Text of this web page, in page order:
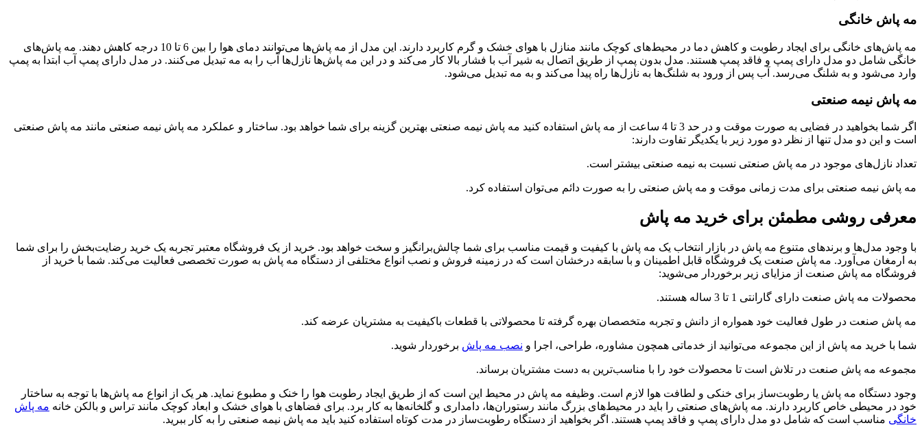
مه پاش خانگی
مه پاش‌های خانگی برای ایجاد رطوبت و کاهش دما در محیط‌های کوچک مانند منازل با هوای خشک و گرم کاربرد دارند. این مدل از مه پاش‌ها می‌توانند دمای هوا را بین 6 تا 10 درجه کاهش دهند. مه پاش‌های
خانگی شامل دو مدل دارای پمپ و فاقد پمپ هستند. مدل بدون پمپ از طریق اتصال به شیر آب با فشار بالا کار می‌کند و در این مه پاش‌ها نازل‌ها آب را به مه تبدیل می‌کنند. در مدل دارای پمپ آب ابتدا به پمپ
وارد می‌شود و به شلنگ می‌رسد. آب پس از ورود به شلنگ‌ها به نازل‌ها راه پیدا می‌کند و به مه تبدیل می‌شود.
مه پاش نیمه صنعتی
اگر شما بخواهید در فضایی به صورت موقت و در حد 3 تا 4 ساعت از مه پاش استفاده کنید مه پاش نیمه صنعتی بهترین گزینه برای شما خواهد بود. ساختار و عملکرد مه پاش نیمه صنعتی مانند مه پاش صنعتی
است و این دو مدل تنها از نظر دو مورد زیر با یکدیگر تفاوت دارند:
تعداد نازل‌های موجود در مه پاش صنعتی نسبت به نیمه صنعتی بیشتر است.
مه پاش نیمه صنعتی برای مدت زمانی موقت و مه پاش صنعتی را به صورت دائم می‌توان استفاده کرد.
معرفی روشی مطمئن برای خرید مه پاش
با وجود مدل‌ها و برندهای متنوع مه پاش در بازار انتخاب یک مه پاش با کیفیت و قیمت مناسب برای شما چالش‌بر‌انگیز و سخت خواهد بود. خرید از یک فروشگاه معتبر تجربه یک خرید رضایت‌بخش را برای شما
به ارمغان می‌آورد. مه پاش صنعت یک فروشگاه قابل اطمینان و با سابقه درخشان است که در زمینه فروش و نصب انواع مختلفی از دستگاه مه پاش به صورت تخصصی فعالیت می‌کند. شما با خرید از
فروشگاه مه پاش صنعت از مزایای زیر برخوردار می‌شوید:
محصولات مه پاش صنعت دارای گارانتی 1 تا 3 ساله هستند.
مه پاش صنعت در طول فعالیت خود همواره از دانش و تجربه متخصصان بهره گرفته تا محصولاتی با قطعات باکیفیت به مشتریان عرضه کند.
شما با خرید مه پاش از این مجموعه می‌توانید از خدماتی همچون مشاوره، طراحی، اجرا و نصب مه پاش برخوردار شوید.
مجموعه مه پاش صنعت در تلاش است تا محصولات خود را با مناسب‌ترین به دست مشتریان برساند.
وجود دستگاه مه پاش یا رطوبت‌ساز برای خنکی و لطافت هوا لازم است. وظیفه مه پاش در محیط این است که از طریق ایجاد رطوبت هوا را خنک و مطبوع نماید. هر یک از انواع مه پاش‌ها با توجه به ساختار
خود در محیطی خاص کاربرد دارند. مه پاش‌های صنعتی را باید در محیط‌های بزرگ مانند رستوران‌ها، دامداری و گلخانه‌ها به کار برد. برای فضاهای با هوای خشک و ابعاد کوچک مانند تراس و بالکن خانه مه پاش
خانگی مناسب است که شامل دو مدل دارای پمپ و فاقد پمپ هستند. اگر بخواهید از دستگاه رطوبت‌ساز در مدت کوتاه استفاده کنید باید مه پاش نیمه صنعتی را به کار ببرید.